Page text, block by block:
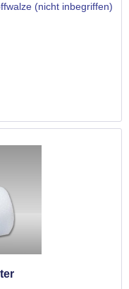
(nicht inbegriffen)